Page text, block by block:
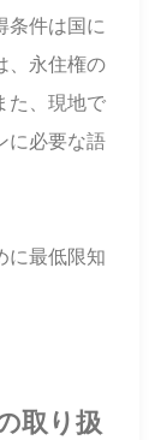
条件は国に
、永住権の
た、現地で
に必要な語
に最低限知
取り扱